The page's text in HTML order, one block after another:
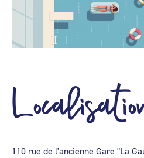
110 rue de l'ancienne Gare "La